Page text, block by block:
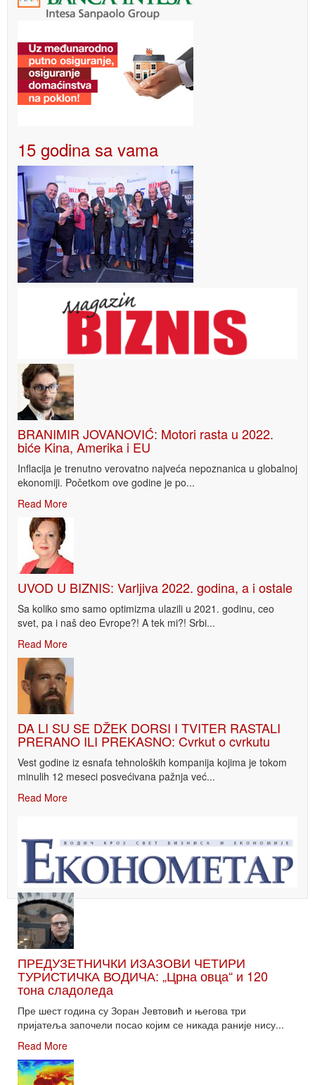
15 godina sa vama
BRANIMIR JOVANOVIĆ: Motori rasta u 2022.
biće Kina, Amerika i EU
Inflacija je trenutno verovatno najveća nepoznanica u globalnoj
ekonomiji. Početkom ove godine je po...
Read More
UVOD U BIZNIS: Varljiva 2022. godina, a i ostale
Sa koliko smo samo optimizma ulazili u 2021. godinu, ceo
svet, pa i naš deo Evrope?! A tek mi?! Srbi...
Read More
DA LI SU SE DŽEK DORSI I TVITER RASTALI
PRERANO ILI PREKASNO: Cvrkut o cvrkutu
Vest godine iz esnafa tehnoloških kompanija kojima je tokom
minulih 12 meseci posvećivana pažnja već...
Read More
ПРЕДУЗЕТНИЧКИ ИЗАЗОВИ ЧЕТИРИ
ТУРИСТИЧКА ВОДИЧА: „Црна овца“ и 120
тона сладоледа
Пре шест година су Зоран Јевтовић и његова три
пријатеља започели посао којим се никада раније нису...
Read More